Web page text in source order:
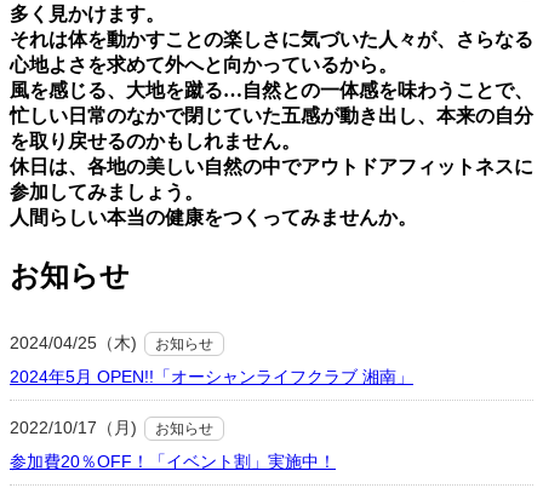
多く⾒かけます。
それは体を動かすことの楽しさに気づいた⼈々が、さらなる
⼼地よさを求めて外へと向かっているから。
⾵を感じる、⼤地を蹴る…⾃然との⼀体感を味わうことで、
忙しい⽇常のなかで閉じていた五感が動き出し、本来の⾃分
を取り戻せるのかもしれません。
休⽇は、各地の美しい⾃然の中でアウトドアフィットネスに
参加してみましょう。
⼈間らしい本当の健康をつくってみませんか。
お知らせ
2024/04/25（木) お知らせ
2024年5月 OPEN!!「オーシャンライフクラブ 湘南」
2022/10/17（月) お知らせ
参加費20％OFF！「イベント割」実施中！